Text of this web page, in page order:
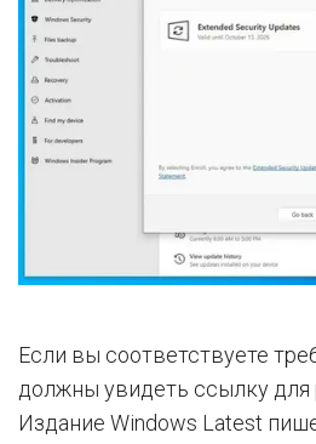
Если вы соответствуете
должны увидеть ссылку для
Издание Windows Latest